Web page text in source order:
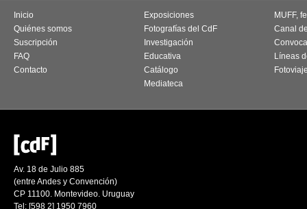
Inicio
Quiénes somos
Suscripción
FAQ
Contacto
Exposiciones
Fotografías del CdF
Investigación
Educativa
Catálogo
Mediateca
MUFF,
Canal
Líneas
Av. 18 de Julio 885
(entre Andes y Convención)
CP 11100. Montevideo. Uruguay
Tel: [598 2] 1950 7960